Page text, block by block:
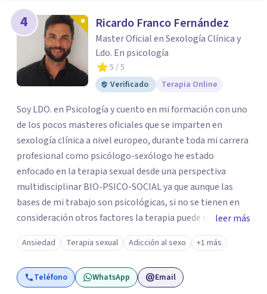
4 Ricardo Franco Fernández
Master Oficial en Sexología Clínica y
Ldo. En psicología
5 / 5
Verificado
Terapia Online
Soy LDO. en Psicología y cuento en mi formación con uno
de los pocos masteres oficiales que se imparten en
sexología clínica a nivel europeo, durante toda mi carrera
profesional como psicólogo-sexólogo he estado
enfocado en la terapia sexual desde una perspectiva
multidisciplinar BIO-PSICO-SOCIAL ya que aunque las
bases de mi trabajo son psicológicas, si no se tienen en
consideración otros factores la terapia puede no
funcionar al tener una visión demasiado simplista,
excluyendo de antemano otros factores que pueden
influir. Mi intención es ayudar para conseguir una mejora
global de tu sexualidad, considerando cada caso como
leer más
Ansiedad Terapia sexual Adicción al sexo +1 más
Teléfono WhatsApp Email